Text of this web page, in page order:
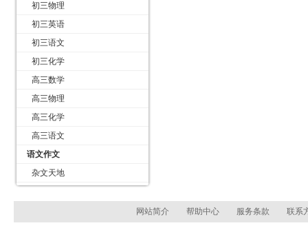
初三物理
初三英语
初三语文
初三化学
高三数学
高三物理
高三化学
高三语文
语文作文
杂文天地
网站简介 帮助中心 服务条款 联系